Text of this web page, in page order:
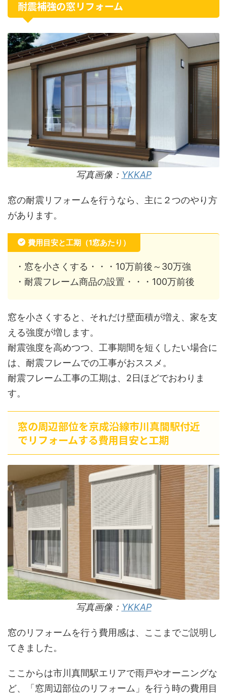
耐震補強の窓リフォーム
写真画像： YKKAP
窓の耐震リフォームを行うなら、主に２つのやり方
があります。
費用目安と工期（1窓あたり）
・窓を小さくする・・・10万前後～30万強
・耐震フレーム商品の設置・・・100万前後
窓を小さくすると、それだけ壁面積が増え、家を支
える強度が増します。
耐震強度を高めつつ、工事期間を短くしたい場合に
は、耐震フレームでの工事がおススメ。
耐震フレーム工事の工期は、2日ほどでおわりま
す。
窓の周辺部位を京成沿線市川真間駅付近
でリフォームする費用目安と工期
写真画像： YKKAP
窓のリフォームを行う費用感は、ここまでご説明し
てきました。
ここからは市川真間駅エリアで雨戸やオーニングな
ど、「窓周辺部位のリフォーム」を行う時の費用目